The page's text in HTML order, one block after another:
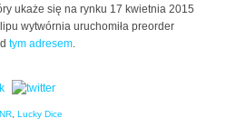
ukaże się na rynku 17 kwietnia 2015
wytwórnia uruchomiła preorder
tym adresem.
, Lucky Dice